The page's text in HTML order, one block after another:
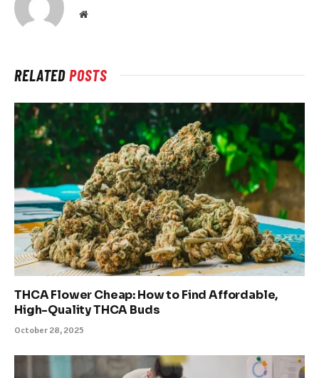
Website
RELATEDPOSTS
THCA Flower Cheap: How to Find Affordable,
High-Quality THCA Buds
October 28, 2025